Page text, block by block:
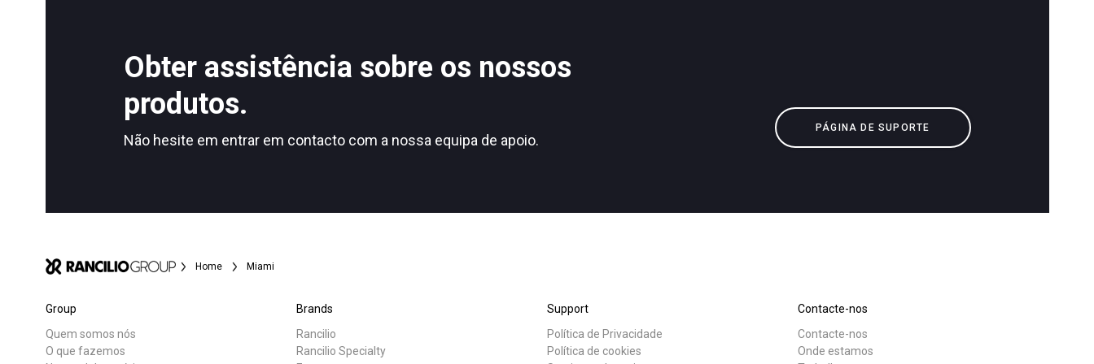
Obter assistência sobre os nossos
produtos.
Não hesite em entrar em contacto com a nossa equipa de apoio.
PÁGINA DE SUPORTE
Home Miami
Group
Quem somos nós
O que fazemos
Brands
Rancilio
Rancilio Specialty
Support
Política de Privacidade
Política de cookies
Contacte-nos
Contacte-nos
Onde estamos
Política de Privacidade